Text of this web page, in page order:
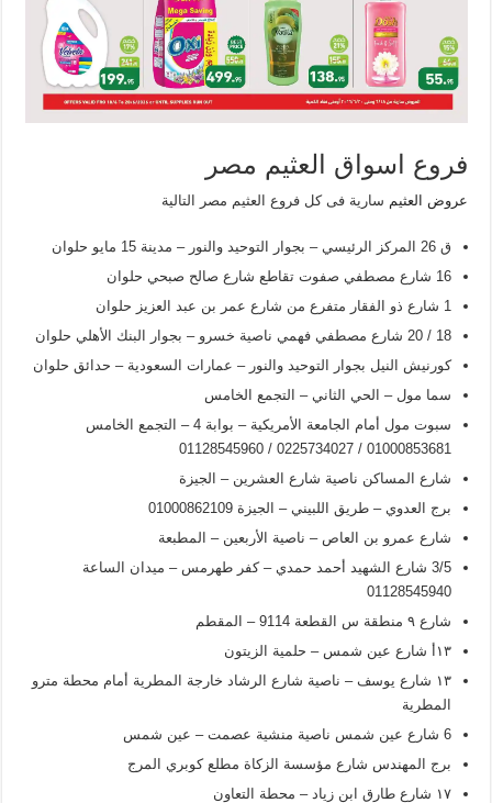
فروع اسواق العثيم مصر
عروض العثيم سارية فى كل فروع العثيم مصر التالية
ق 26 المركز الرئيسي – بجوار التوحيد والنور – مدينة 15 مايو حلوان
16 شارع مصطفي صفوت تقاطع شارع صالح صبحي حلوان
1 شارع ذو الفقار متفرع من شارع عمر بن عبد العزيز حلوان
18 / 20 شارع مصطفي فهمي ناصية خسرو – بجوار البنك الأهلي حلوان
كورنيش النيل بجوار التوحيد والنور – عمارات السعودية – حدائق حلوان
سما مول – الحي الثاني – التجمع الخامس
سبوت مول أمام الجامعة الأمريكية – بوابة 4 – التجمع الخامس
01000853681 / 0225734027 / 01128545960
شارع المساكن ناصية شارع العشرين – الجيزة
برج العدوي – طريق اللبيني – الجيزة 01000862109
شارع عمرو بن العاص – ناصية الأربعين – المطبعة
3/5 شارع الشهيد أحمد حمدي – كفر طهرمس – ميدان الساعة
01128545940
شارع ۹ منطقة س القطعة 9114 – المقطم
۱۳أ شارع عين شمس – حلمية الزيتون
۱۳ شارع يوسف – ناصية شارع الرشاد خارجة المطرية أمام محطة مترو
المطرية
6 شارع عين شمس ناصية منشية عصمت – عين شمس
برج المهندس شارع مؤسسة الزكاة مطلع كوبري المرج
۱۷ شارع طارق ابن زياد – محطة التعاون